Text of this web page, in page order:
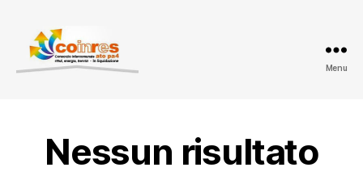
Amministrazione
trasparente
Menu
Nessun risultato